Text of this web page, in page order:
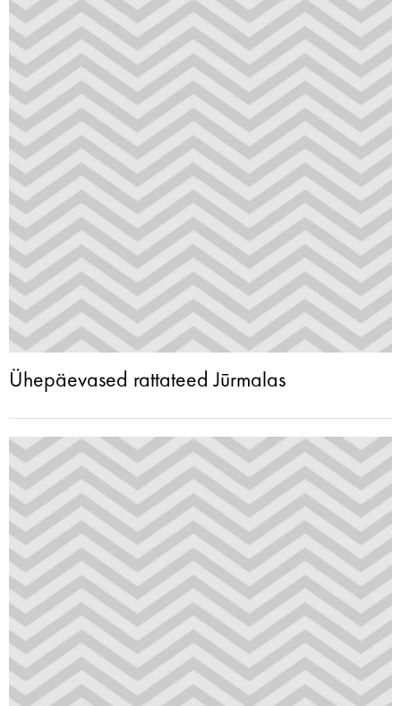
Ühepäevased rattateed Jūrmalas